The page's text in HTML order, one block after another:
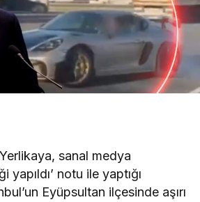
sanal medya
yapıldı’ notu ile yaptığı
Eyüpsultan ilçesinde aşırı